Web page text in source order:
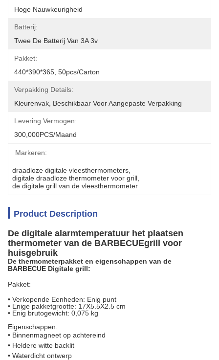
Hoge Nauwkeurigheid
Batterij:
Twee De Batterij Van 3A 3v
Pakket:
440*390*365, 50pcs/carton
Verpakking Details:
Kleurenvak, Beschikbaar Voor Aangepaste Verpakking
Levering Vermogen:
300,000PCS/Maand
Markeren:
draadloze digitale vleesthermometers
digitale draadloze thermometer voor grill
de digitale grill van de vleesthermometer
Product Description
De digitale alarmtemperatuur het plaatsen
thermometer van de BARBECUEgrill voor
huisgebruik
De thermometerpakket en eigenschappen van de
BARBECUE Digitale grill:
Pakket:
• Verkopende Eenheden: Enig punt
• Enige pakketgrootte: 17X5.5X2.5 cm
• Enig brutogewicht: 0,075 kg
Eigenschappen:
• Binnenmagneet op achtereind
• Heldere witte backlit
• Waterdicht ontwerp